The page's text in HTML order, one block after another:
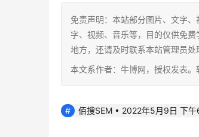
免责声明：本站部分图片、文字
字、视频、音乐等，目的仅供免
地方，还请及时联系本站管理员处
本文系作者：牛博网，授权发表。
佰搜SEM • 2022年5月9日 下